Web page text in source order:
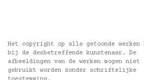
Het copyright op alle getoonde werken
bij de desbetreffende kunstenaar. De
afbeeldingen van de werken mogen niet
gebruikt worden zonder schriftelijke